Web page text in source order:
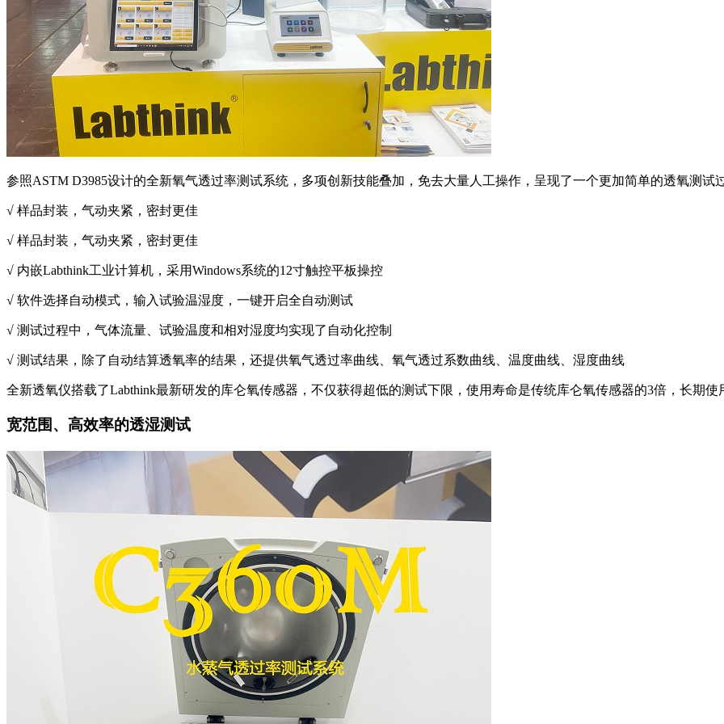
参照ASTM D3985设计的全新氧气透过率测试系统，多项创新技能叠加，免去大量人工操作，呈现了一个更加简单的透氧测试
√ 样品封装，气动夹紧，密封更佳
√ 样品封装，气动夹紧，密封更佳
√ 内嵌Labthink工业计算机，采用Windows系统的12寸触控平板操控
√ 软件选择自动模式，输入试验温湿度，一键开启全自动测试
√ 测试过程中，气体流量、试验温度和相对湿度均实现了自动化控制
√ 测试结果，除了自动结算透氧率的结果，还提供氧气透过率曲线、氧气透过系数曲线、温度曲线、湿度曲线
全新透氧仪搭载了Labthink最新研发的库仑氧传感器，不仅获得超低的测试下限，使用寿命是传统库仑氧传感器的3倍，长期使
宽范围、高效率的透湿测试